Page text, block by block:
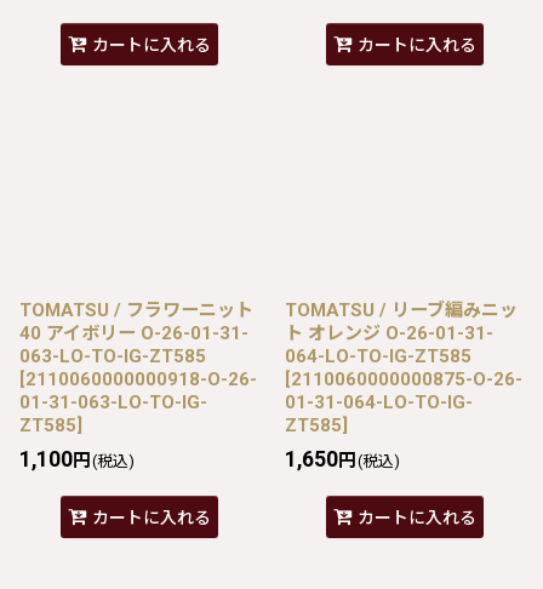
カートに入れる カートに入れる
TOMATSU / フラワーニット
40 アイボリー O-26-01-31-
063-LO-TO-IG-ZT585
[2110060000000918-O-26-
01-31-063-LO-TO-IG-
ZT585]
1,100円 (税込)
カートに入れる
TOMATSU / リーブ編みニッ
ト オレンジ O-26-01-31-
064-LO-TO-IG-ZT585
[2110060000000875-O-26-
01-31-064-LO-TO-IG-
ZT585]
1,650円 (税込)
カートに入れる